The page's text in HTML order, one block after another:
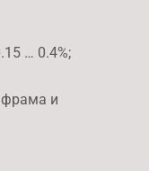
… 0.4%;
и